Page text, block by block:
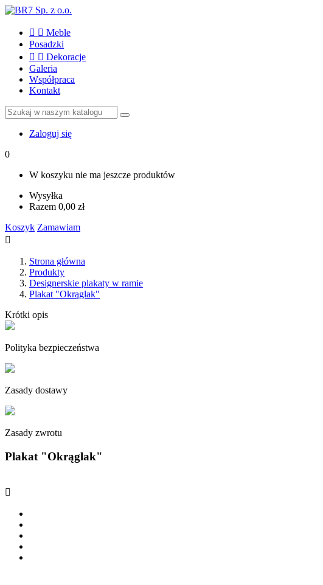
  Meble
Posadzki
  Dekoracje
Galeria
Współpraca
Kontakt
Zaloguj się
0
W koszyku nie ma jeszcze produktów
Wysyłka
Razem 0,00 zł
Koszyk Zamawiam

Strona główna
Produkty
Designerskie plakaty w ramie
Plakat "Okrąglak"
Krótki opis
Polityka bezpieczeństwa
Zasady dostawy
Zasady zwrotu
Plakat "Okrąglak"
